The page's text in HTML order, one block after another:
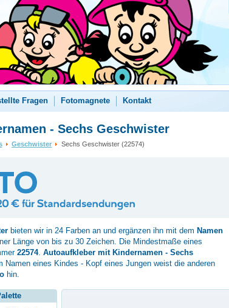
Fragen Fotomagnete Kontakt
- Sechs Geschwister
Geschwister Sechs Geschwister (22574)
bieten wir in 24 Farben an und ergänzen ihn mit dem Namen
Länge von bis zu 30 Zeichen. Die Mindestmaße eines
22574. Autoaufkleber mit Kindernamen - Sechs
eines Kindes - Kopf eines Jungen weist die anderen
hin.